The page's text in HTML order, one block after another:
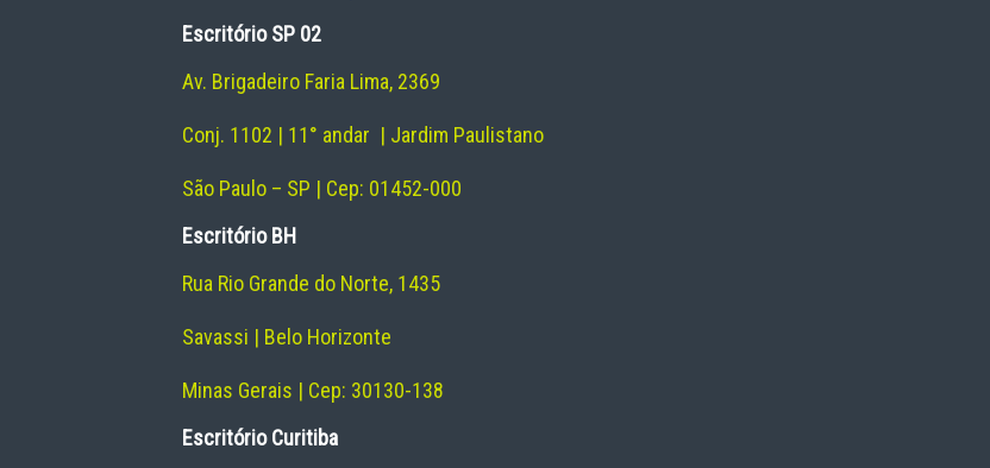
Escritório SP 02
Av. Brigadeiro Faria Lima, 2369
Conj. 1102 | 11° andar | Jardim Paulistano
São Paulo – SP | Cep: 01452-000
Escritório BH
Rua Rio Grande do Norte, 1435
Savassi | Belo Horizonte
Minas Gerais | Cep: 30130-138
Escritório Curitiba